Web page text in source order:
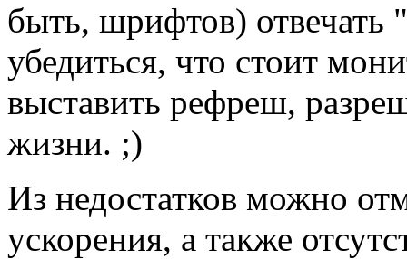
быть, шрифтов) отвечать
убедиться, что стоит
выставить рефреш,
жизни. ;)
Из недостатков можно
ускорения, а также